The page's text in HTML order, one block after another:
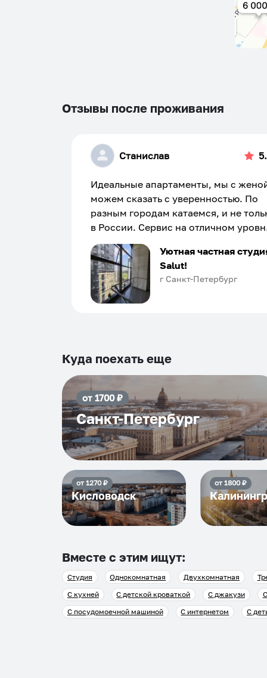
Отзывы после проживания
Станислав
Идеальные апартаменты, мы с
можем сказать с уверенностью. По
разным городам катаемся, и не
в России. Сервис на отличном
Хозяин апартаментов доброй души
человек, всегда можно
подскажет что как и почему.
Рекомендуем на 100% и вам, и
и сами будем приезжать еще...
Уютная частная
Salut!
г Санкт-Петербург
Куда поехать еще
от 1700₽
Санкт-Петербург
от 1270₽
Кисловодск
от 1800₽
Вместе с этим ищут:
Студия Однокомнатная Двухкомнатная
С кухней
С детской кроваткой С джакузи
С посудомоечной машиной
С интернетом С